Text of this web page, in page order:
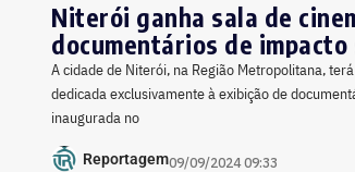
Niterói ganha sala de
documentários de impacto
A cidade de Niterói, na Região Metropolitana,
dedicada exclusivamente à exibição de
inaugurada no
Reportagem09/09/2024 09:33